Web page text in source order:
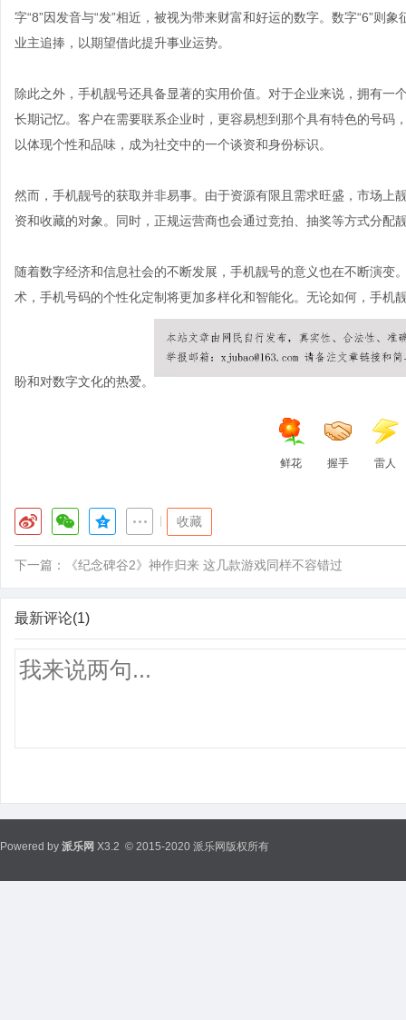
字“8”因发音与“发”相近，被视为带来财富和好运的数字。数字“6”则
业主追捧，以期望借此提升事业运势。
除此之外，手机靓号还具备显著的实用价值。对于企业来说，拥有
长期记忆。客户在需要联系企业时，更容易想到那个具有特色的号码
以体现个性和品味，成为社交中的一个谈资和身份标识。
然而，手机靓号的获取并非易事。由于资源有限且需求旺盛，市场上
资和收藏的对象。同时，正规运营商也会通过竞拍、抽奖等方式分配
随着数字经济和信息社会的不断发展，手机靓号的意义也在不断演
术，手机号码的个性化定制将更加多样化和智能化。无论如何，手机
盼和对数字文化的热爱。
鲜花 握手 雷人
收藏
下一篇： 《纪念碑谷2》神作归来 这几款游戏同样不容错过
最新评论(1)
Powered by 派乐网 X3.2 © 2015-2020 派乐网版权所有